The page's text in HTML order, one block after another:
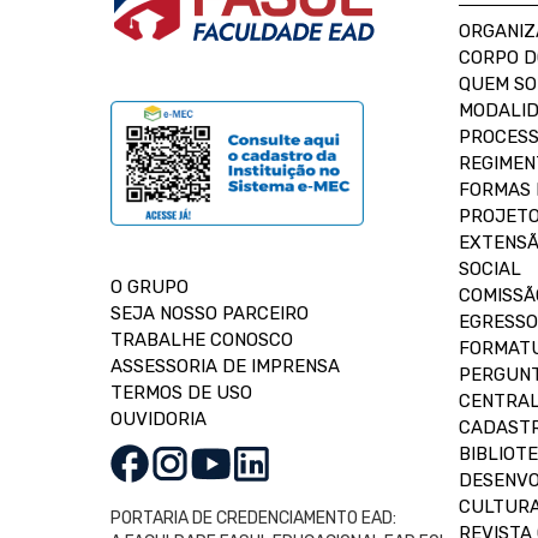
O GRUPO
SEJA NOSSO PARCEIRO
TRABALHE CONOSCO
ASSESSORIA DE IMPRENSA
TERMOS DE USO
OUVIDORIA
PORTARIA DE CREDENCIAMENTO EAD:
CORPO
QUEM
FORMAS
SOCIAL